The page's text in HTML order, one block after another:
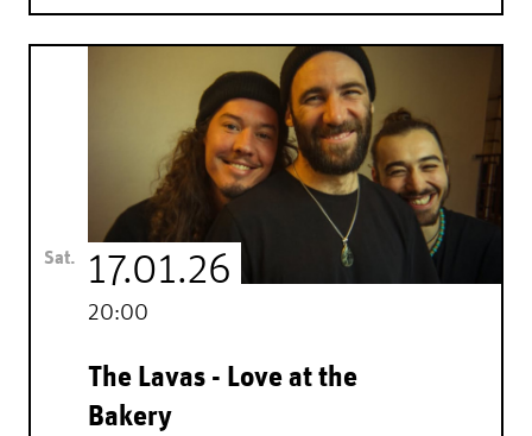
Sat. 17.01.26
20:00
The Lavas - Love at the
Bakery